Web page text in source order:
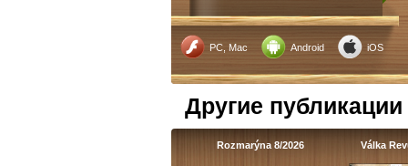
PC, Mac Android iOS
Другие публикации
Rozmarýna 8/2026 Válka